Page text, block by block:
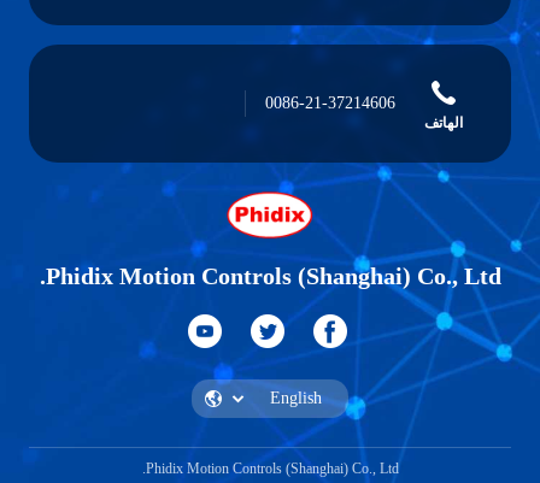
الهاتف
0086-21-37214606
Phidix Motion Controls (Shanghai) Co., Ltd.
Phidix Motion Controls (Shanghai) Co., Ltd.